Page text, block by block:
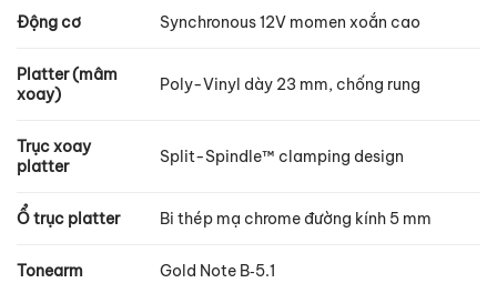
Động cơ Synchronous 12V momen xoắn cao
Platter (mâm
xoay)
Poly-Vinyl dày 23 mm, chống rung
Trục xoay
platter
Split-Spindle™ clamping design
Ổ trục platter Bi thép mạ chrome đường kính 5 mm
Tonearm Gold Note B‑5.1